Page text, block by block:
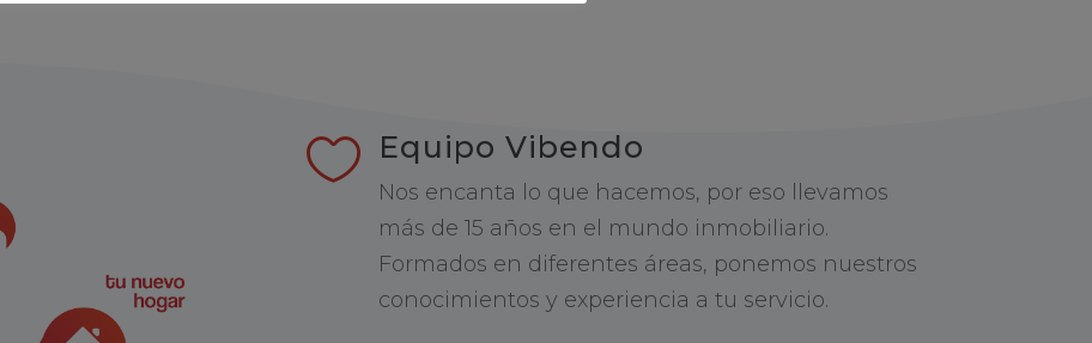
 Equipo Vibendo
Nos encanta lo que hacemos, por eso llevamos
más de 15 años en el mundo inmobiliario.
Formados en diferentes áreas, ponemos nuestros
conocimientos y experiencia a tu servicio.